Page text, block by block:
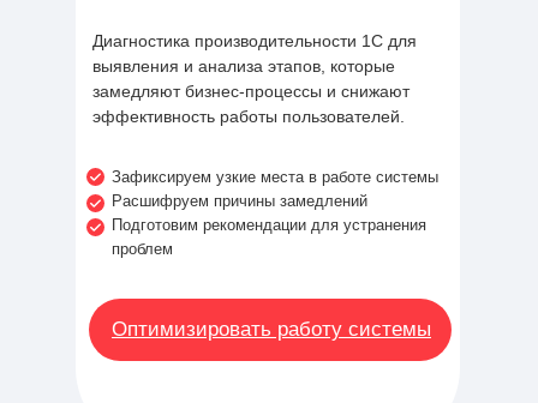
Зафиксируем узкие места в работе системы
Расшифруем причины замедлений
Подготовим рекомендации для устранения
проблем
Диагностика производительности 1С для
выявления и анализа этапов, которые
замедляют бизнес-процессы и снижают
эффективность работы пользователей.
Оптимизировать работу системы